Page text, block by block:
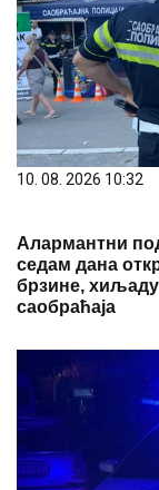
10. 08. 2026 10:32
Алармантни
седам дана
брзине,
саобраћаја